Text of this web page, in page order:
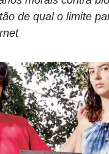
de qual o limite